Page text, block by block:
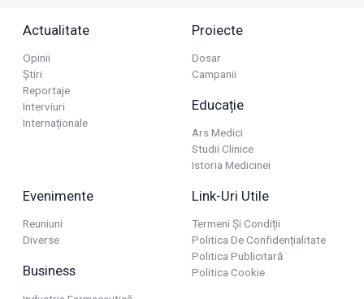
Actualitate
Opinii
Știri
Reportaje
Interviuri
Internaționale
Proiecte
Dosar
Campanii
Educație
Ars Medici
Studii Clinice
Istoria Medicinei
Evenimente
Reuniuni
Diverse
Business
Link-Uri Utile
Termeni Și Condiții
Politica De Confidențialitate
Politica Publicitară
Politica Cookie